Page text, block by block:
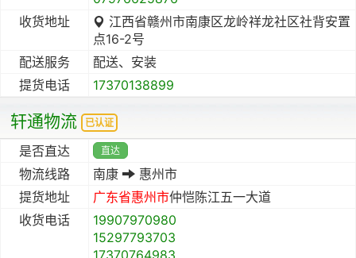
收货地址
江西省赣州市南康区龙岭祥龙社区社背安置
点16-2号
配送服务
配送、安装
提货电话
17370138899
轩通物流 已认证
是否直达 直达
物流线路 南康
惠州市
提货地址
广东省惠州市仲恺陈江五一大道
收货电话
19907970980
15297793703
17370764983